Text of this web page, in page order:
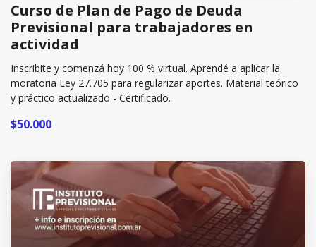
Curso de Plan de Pago de Deuda
Previsional para trabajadores en
actividad
Inscribite y comenzá hoy 100 % virtual. Aprendé a aplicar la
moratoria Ley 27.705 para regularizar aportes. Material teórico
y práctico actualizado - Certificado.
$50.000